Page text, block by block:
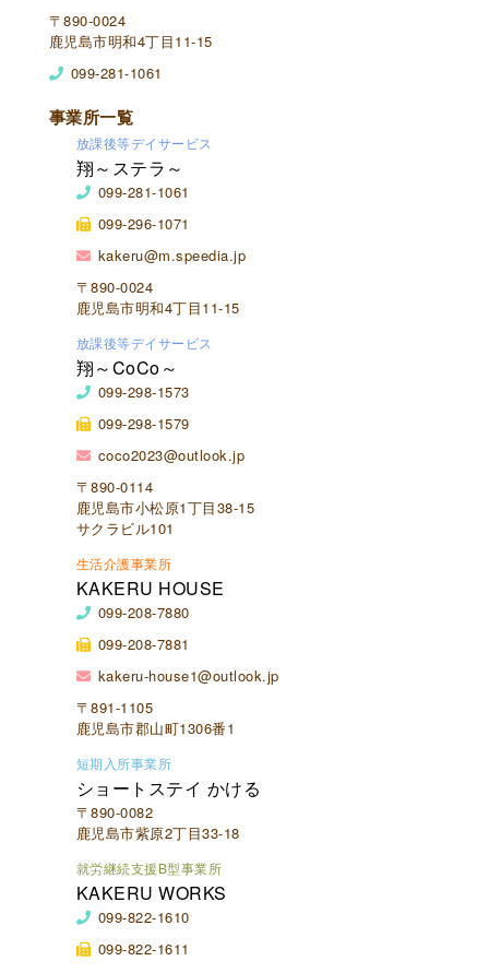
〒890-0024
鹿児島市明和4丁目11-15
099-281-1061
事業所一覧
放課後等デイサービス
翔～ステラ～
099-281-1061
099-296-1071
kakeru@m.speedia.jp
〒890-0024
鹿児島市明和4丁目11-15
放課後等デイサービス
翔～CoCo～
099-298-1573
099-298-1579
coco2023@outlook.jp
〒890-0114
鹿児島市小松原1丁目38-15
サクラビル101
生活介護事業所
KAKERU HOUSE
099-208-7880
099-208-7881
kakeru-house1@outlook.jp
〒891-1105
鹿児島市郡山町1306番1
短期入所事業所
ショートステイ かける
〒890-0082
鹿児島市紫原2丁目33-18
就労継続支援B型事業所
KAKERU WORKS
099-822-1610
099-822-1611